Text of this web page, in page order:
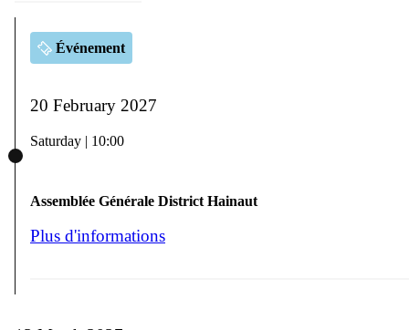
Événement
20 February 2027
Saturday | 10:00
Assemblée Générale District Hainaut
Plus d'informations